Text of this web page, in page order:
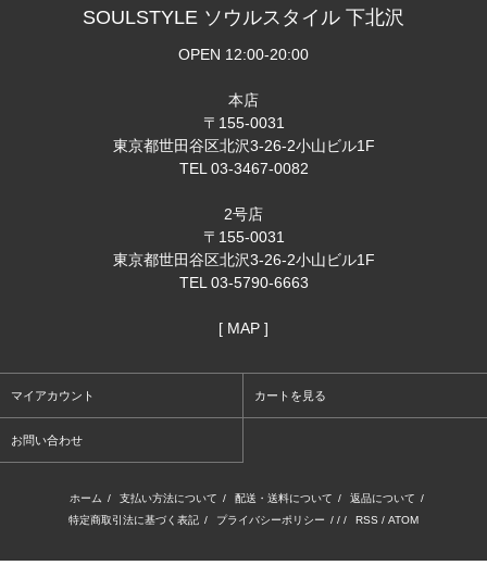
SOULSTYLE ソウルスタイル 下北沢
OPEN 12:00-20:00
本店
〒155-0031
東京都世田谷区北沢3-26-2小山ビル1F
TEL 03-3467-0082
2号店
〒155-0031
東京都世田谷区北沢3-26-2小山ビル1F
TEL 03-5790-6663
[ MAP ]
マイアカウント カートを見る
お問い合わせ
ホーム / 支払い方法について / 配送・送料について / 返品について /
特定商取引法に基づく表記 / プライバシーポリシー / / / RSS / ATOM